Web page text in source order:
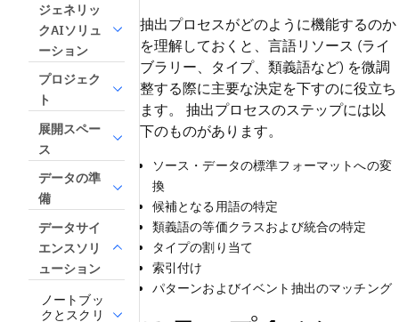
ジェネリッ
クAIソリュ
ーション
プロジェク
ト
展開スペー
ス
データの準
備
データサイ
エンスソリ
ューション
ノートブッ
クとスクリ
抽出プロセスがどのように機能するのか
を理解しておくと、言語リソース (ライ
ブラリー、タイプ、類義語など) を微調
整する際に主要な決定を下すのに役立ち
ます。 抽出プロセスのステップには以
下のものがあります。
ソース・データの標準フォーマットへの変
換
候補となる用語の特定
類義語の等価クラスおよび統合の特定
タイプの割り当て
索引付け
パターンおよびイベント抽出のマッチング